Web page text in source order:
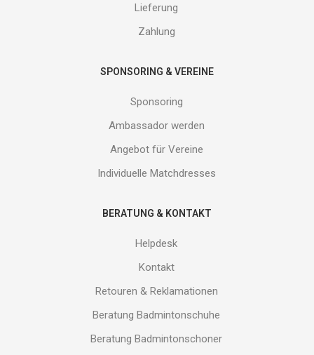
Lieferung
Zahlung
SPONSORING & VEREINE
Sponsoring
Ambassador werden
Angebot für Vereine
Individuelle Matchdresses
BERATUNG & KONTAKT
Helpdesk
Kontakt
Retouren & Reklamationen
Beratung Badmintonschuhe
Beratung Badmintonschoner